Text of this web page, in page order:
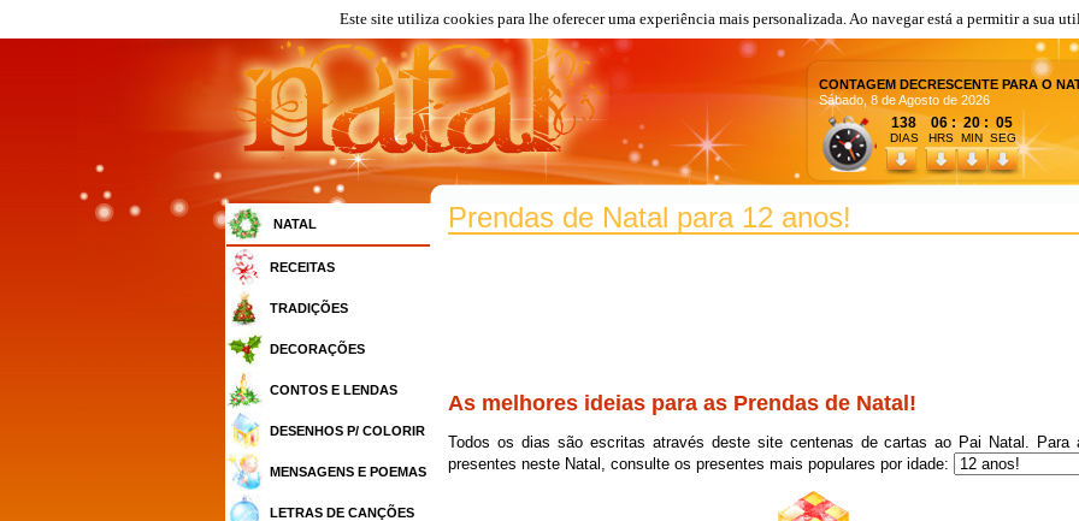
Este site utiliza cookies para lhe oferecer uma experiência mais personalizada. Ao navegar está a permitir a sua
CONTAGEM DECRESCENTE PARA O
Sábado, 8 de Agosto de 2026
138 06 : 20 : 05
DIAS HRS MIN SEG
NATAL
RECEITAS
TRADIÇÕES
DECORAÇÕES
CONTOS E LENDAS
DESENHOS P/ COLORIR
MENSAGENS E POEMAS
LETRAS DE CANÇÕES
Prendas de Natal para 12 anos!
As melhores ideias para as Prendas de Natal!
Todos os dias são escritas através deste site centenas de cartas ao Pai Natal. Para
presentes neste Natal, consulte os presentes mais populares por idade:
Telemovel
12
Boneca
Deuce Gorgon Festa Do Monstro Fashion
Carrinhos
Camera Digital
Tenis
Agenda Da Kitty
Uma Cadela Golden Retriever Pequenina